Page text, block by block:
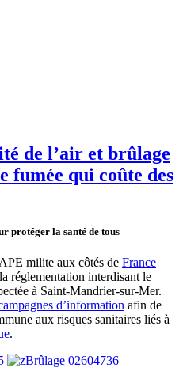
de l’air et brûlage
fumée qui coûte des
protéger la santé de tous
milite aux côtés de France
réglementation interdisant le
à Saint-Mandrier-sur-Mer.
d’information afin de
aux risques sanitaires liés à
.